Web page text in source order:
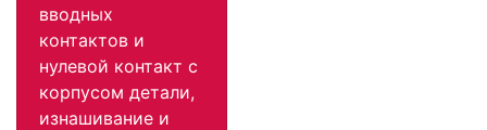
вводных
контактов и
нулевой контакт с
корпусом детали,
изнашивание и